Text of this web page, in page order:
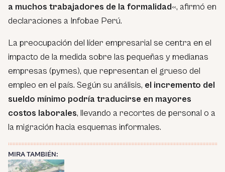
a muchos trabajadores de la formalidad«, afirmó en
declaraciones a Infobae Perú.
La preocupación del líder empresarial se centra en el
impacto de la medida sobre las pequeñas y medianas
empresas (pymes), que representan el grueso del
empleo en el país. Según su análisis, el incremento del
sueldo mínimo podría traducirse en mayores
costos laborales, llevando a recortes de personal o a
la migración hacia esquemas informales.
MIRA TAMBIÉN: